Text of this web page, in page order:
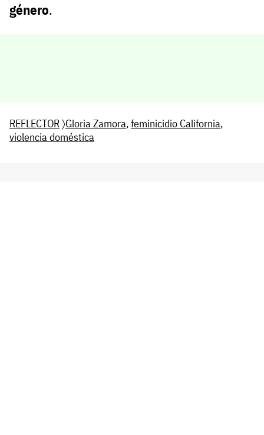
género.
REFLECTOR〉Gloria Zamora,feminicidio California,
violencia doméstica